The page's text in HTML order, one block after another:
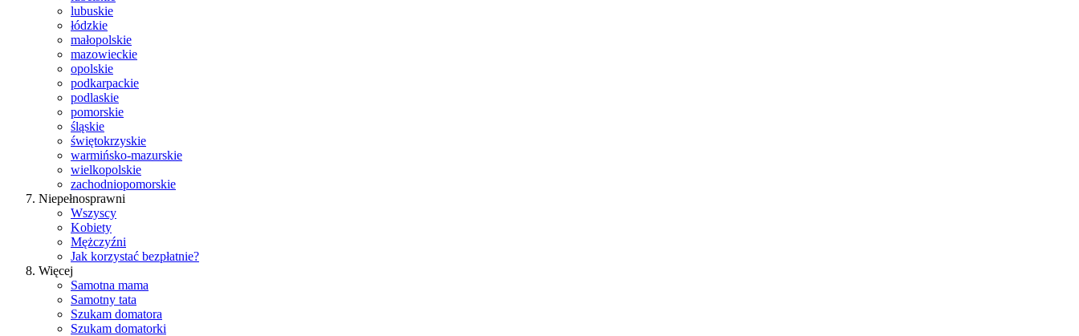
lubuskie
łódzkie
małopolskie
mazowieckie
opolskie
podkarpackie
podlaskie
pomorskie
śląskie
świętokrzyskie
warmińsko-mazurskie
wielkopolskie
zachodniopomorskie
Niepełnosprawni
Wszyscy
Kobiety
Mężczyźni
Jak korzystać bezpłatnie?
Więcej
Samotna mama
Samotny tata
Szukam domatora
Szukam domatorki